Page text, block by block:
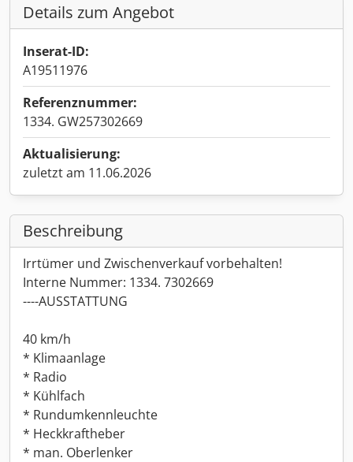
Details zum Angebot
Inserat-ID:
A19511976
Referenznummer:
1334. GW257302669
Aktualisierung:
zuletzt am 11.06.2026
Beschreibung
Irrtümer und Zwischenverkauf vorbehalten!
Interne Nummer: 1334. 7302669
----AUSSTATTUNG
40 km/h
* Klimaanlage
* Radio
* Kühlfach
* Rundumkennleuchte
* Heckkraftheber
* man. Oberlenker